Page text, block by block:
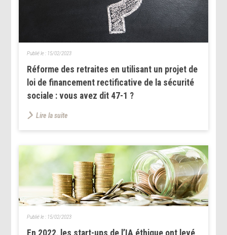
Réforme des retraites en utilisant un projet de
loi de financement rectificative de la sécurité
sociale : vous avez dit 47-1 ?
Publié le : 15/02/2023
Lire la suite
En 2022, les start-ups de l’IA éthique ont levé
Publié le : 15/02/2023